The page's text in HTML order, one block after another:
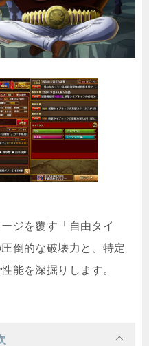
ジを覆す「自由タイ
倒的な破壊力と、特定
能を深掘りします。